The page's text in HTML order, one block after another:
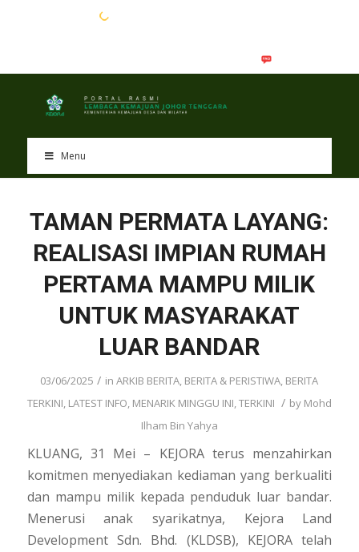
Menu
TAMAN PERMATA LAYANG:
REALISASI IMPIAN RUMAH
PERTAMA MAMPU MILIK
UNTUK MASYARAKAT
LUAR BANDAR
03/06/2025 / inARKIB BERITA, BERITA & PERISTIWA, BERITA
TERKINI, LATEST INFO, MENARIK MINGGU INI,TERKINI / by Mohd
Ilham Bin Yahya
KLUANG, 31 Mei – KEJORA terus menzahirkan
komitmen menyediakan kediaman yang berkualiti
dan mampu milik kepada penduduk luar bandar.
Menerusi anak syarikatnya, Kejora Land
Development Sdn. Bhd. (KLDSB), KEJORA telah